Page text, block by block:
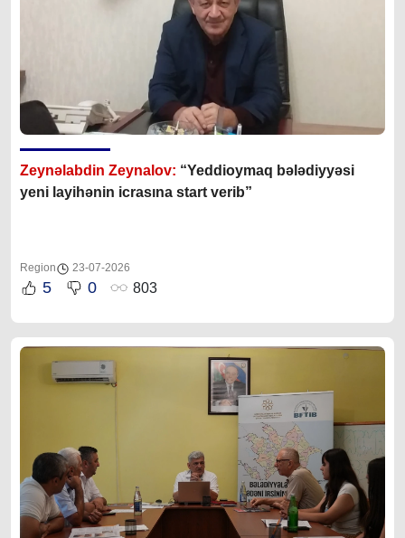
Zeynəlabdin Zeynalov: “Yeddioymaq bələdiyyəsi
yeni layihənin icrasına start verib”
Region 23-07-2026
5 0 803